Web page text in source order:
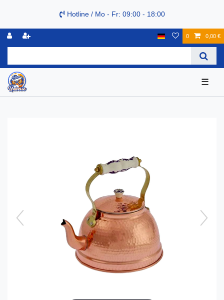
Hotline / Mo - Fr: 09:00 - 18:00
0 0,00 €
☰